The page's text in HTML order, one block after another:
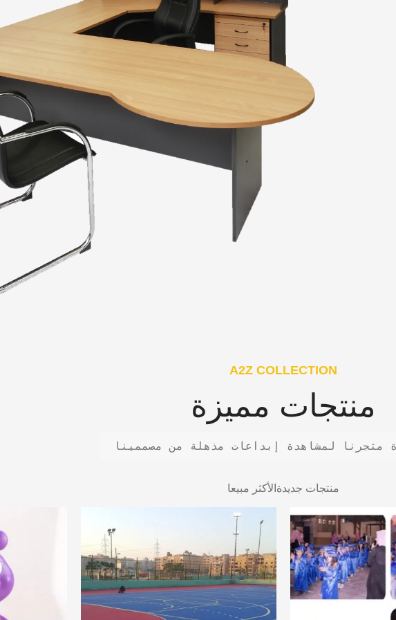
A2Z COLLECTION
منتجات مميزة
متجرنا لمشاهدة إبداعات مذهلة من مصممينا
منتجات جديدة الأكثر مبيعا